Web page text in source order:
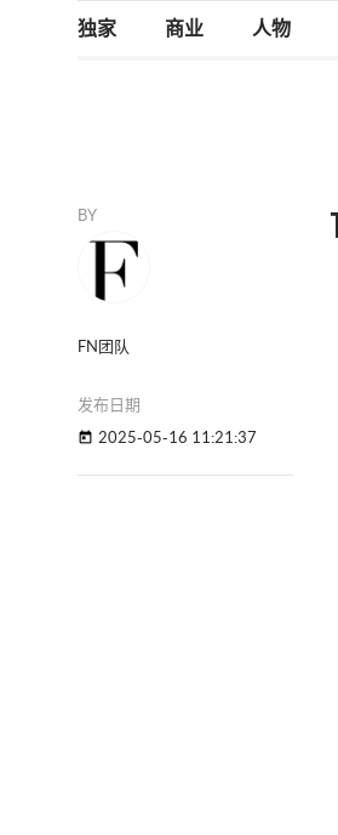
独家 商业 人物
BY
FN团队
发布日期
today 2025-05-16 11:21:37